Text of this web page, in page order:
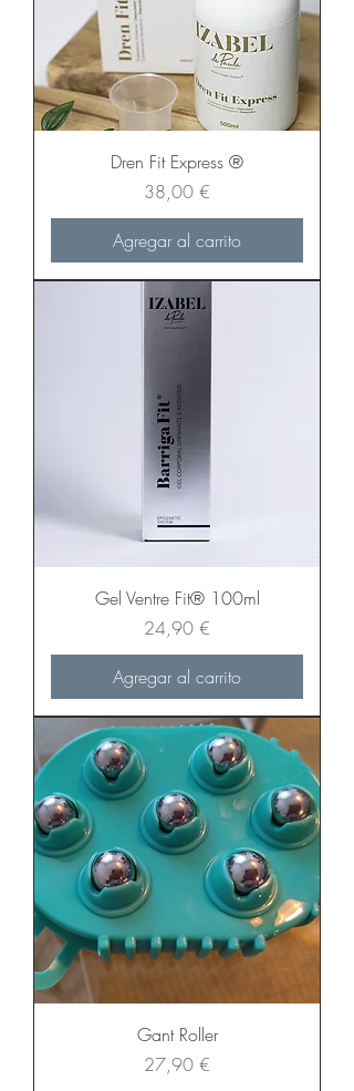
Dren Fit Express ®
Precio
38,00 €
Agregar al carrito
Gel Ventre Fit® 100ml
Precio
24,90 €
Agregar al carrito
Gant Roller
Precio
27,90 €